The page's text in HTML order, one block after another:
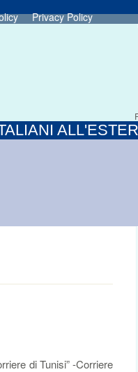
Privacy Policy
di Tunisi” -Corriere